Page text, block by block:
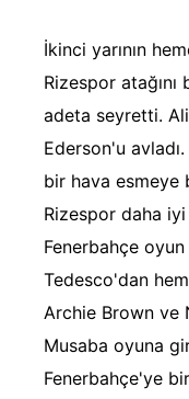
İkinci yarının
Rizespor
adeta seyretti.
Ederson'u
bir hava esmeye
Rizespor daha
Fenerbahçe
Tedesco'dan
Archie Brown ve
Musaba oyuna
Fenerbahçe'ye